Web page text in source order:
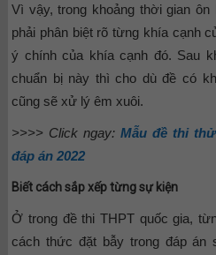
Vì vậy, trong khoảng thời gian
phải phân biệt rõ từng khía cạnh
ý chính của khía cạnh đó. Sau
chuẩn bị này thì cho dù đề có
cũng sẽ xử lý êm xuôi.
>>>> Click ngay:Mẫu đề thi
đáp án 2022
Biết cách sắp xếp từng sự kiện
Ở trong đề thi THPT quốc gia,
cách thức đặt bẫy trong đáp án